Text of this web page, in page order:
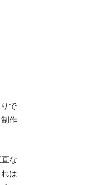
で
作
な
は